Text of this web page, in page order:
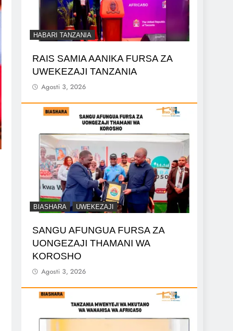
HABARI TANZANIA
RAIS SAMIA AANIKA FURSA ZA
UWEKEZAJI TANZANIA
Agosti 3, 2026
BIASHARA UWEKEZAJI
SANGU AFUNGUA FURSA ZA
UONGEZAJI THAMANI WA
KOROSHO
Agosti 3, 2026